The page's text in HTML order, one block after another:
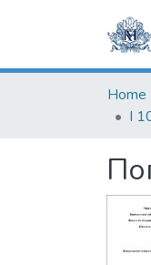
Home